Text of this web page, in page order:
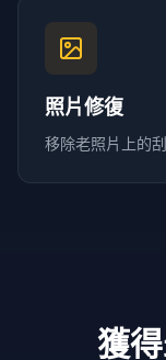
照片修復
移除老照片上的
獲